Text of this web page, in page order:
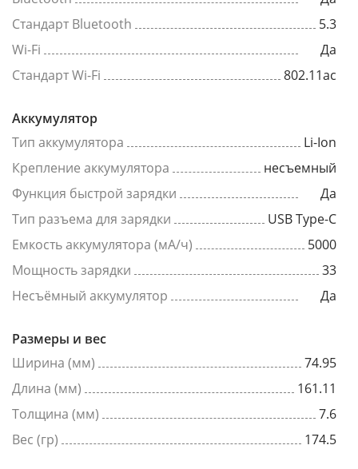
Стандарт Bluetooth
5.3
Wi-Fi
Да
Стандарт Wi-Fi
802.11ac
Аккумулятор
Тип аккумулятора
Li-Ion
Крепление аккумулятора
несъемный
Функция быстрой зарядки
Да
Тип разъема для зарядки
USB Type-C
Емкость аккумулятора (мА/ч)
5000
Мощность зарядки
33
Несъёмный аккумулятор
Да
Размеры и вес
Ширина (мм)
74.95
Длина (мм)
161.11
Толщина (мм)
7.6
Вес (гр)
174.5